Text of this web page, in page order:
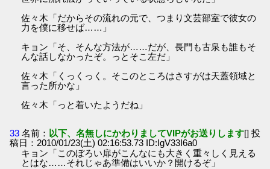
佐々木「だからその流れの元で、つまり文芸部室で彼女の
力を僕に移せば……」
キョン「そ、そんな方法が……だが、長門も古泉も誰もそ
んな話しなかったぞ。っとそこ左だ」
佐々木「くっくっく。そこのところはさすがは天蓋領域と
言った所かな」
佐々木「っと着いたようだね」
33 名前： 以下、名無しにかわりましてVIPがお送りします[] 投
稿日：2010/01/23(土) 02:16:53.73 ID:IgV33I6a0
キョン「このぼろい扉がこんなにも大きく重々しく見える
とはな……それじゃあ準備はいいか？開けるぞ」